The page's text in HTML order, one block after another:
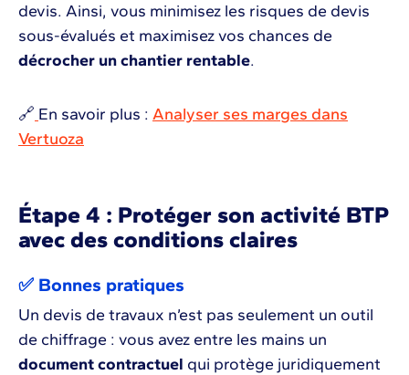
devis. Ainsi, vous minimisez les risques de devis
sous-évalués et maximisez vos chances de
décrocher un chantier rentable.
🔗 En savoir plus : Analyser ses marges dans
Vertuoza
Étape 4 : Protéger son activité BTP
avec des conditions claires
✅ Bonnes pratiques
Un devis de travaux n’est pas seulement un outil
de chiffrage : vous avez entre les mains un
document contractuel qui protège juridiquement